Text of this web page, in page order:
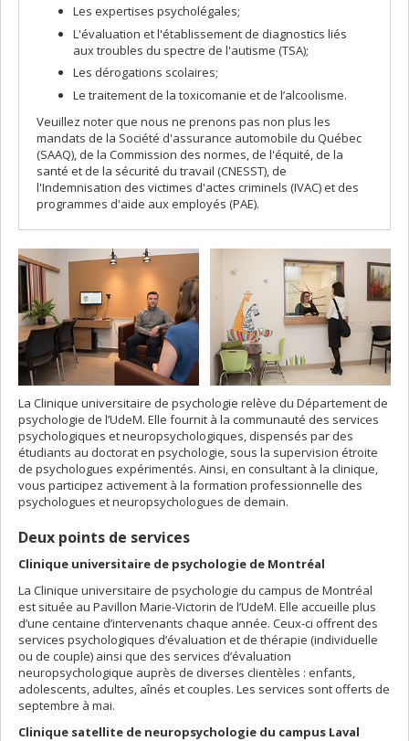
Les expertises psycholégales;
L'évaluation et l'établissement de diagnostics liés
aux troubles du spectre de l'autisme (TSA);
Les dérogations scolaires;
Le traitement de la toxicomanie et de l’alcoolisme.
Veuillez noter que nous ne prenons pas non plus les
mandats de la Société d'assurance automobile du Québec
(SAAQ), de la Commission des normes, de l'équité, de la
santé et de la sécurité du travail (CNESST), de
l'Indemnisation des victimes d'actes criminels (IVAC) et des
programmes d'aide aux employés (PAE).
La Clinique universitaire de psychologie relève du Département de
psychologie de l’UdeM. Elle fournit à la communauté des services
psychologiques et neuropsychologiques, dispensés par des
étudiants au doctorat en psychologie, sous la supervision étroite
de psychologues expérimentés. Ainsi, en consultant à la clinique,
vous participez activement à la formation professionnelle des
psychologues et neuropsychologues de demain.
Deux points de services
Clinique universitaire de psychologie de Montréal
La Clinique universitaire de psychologie du campus de Montréal
est située au Pavillon Marie-Victorin de l’UdeM. Elle accueille plus
d’une centaine d’intervenants chaque année. Ceux-ci offrent des
services psychologiques d’évaluation et de thérapie (individuelle
ou de couple) ainsi que des services d’évaluation
neuropsychologique auprès de diverses clientèles : enfants,
adolescents, adultes, aînés et couples. Les services sont offerts de
septembre à mai.
Clinique satellite de neuropsychologie du campus Laval